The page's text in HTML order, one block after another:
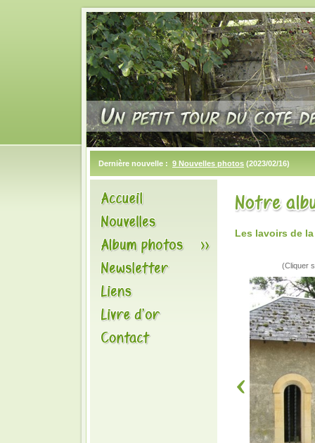
Dernière nouvelle : 9 Nouvelles photos (2023/02/16)
Les lavoirs de
(Cliquer